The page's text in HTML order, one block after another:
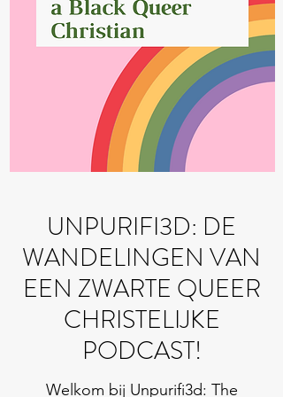
UNPURIFI3D: DE
WANDELINGEN VAN
EEN ZWARTE QUEER
CHRISTELIJKE
PODCAST!
Welkom bij Unpurifi3d: The